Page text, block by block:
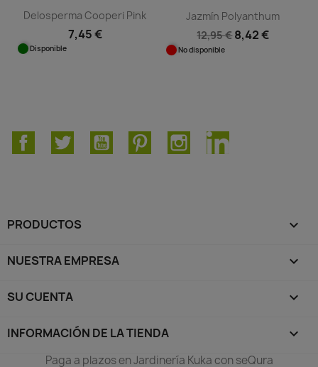
Delosperma Cooperi Pink
7,45 €
Disponible
Jazmín Polyanthum
12,95 €8,42 €
No disponible
FacebookTwitter YouTube PinterestInstagramLinkedIn
PRODUCTOS 
NUESTRA EMPRESA 
SU CUENTA 
INFORMACIÓN DE LA TIENDA keyboard_arrow_down
Paga a plazos en Jardinería Kuka con seQura